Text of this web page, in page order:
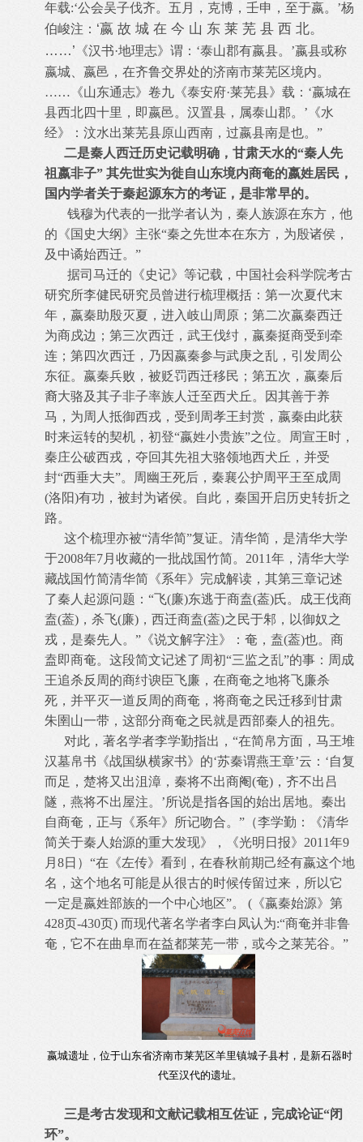
年载:‘公会吴子伐齐。五月，克博，壬申，至于嬴。’杨
伯峻注： ‘嬴 故 城 在 今 山 东 莱 芜 县 西 北。
……’ 《汉书·地理志》谓：‘泰山郡有嬴县。’嬴县或称
嬴城、嬴邑，在齐鲁交界处的济南市莱芜区境内。
……《山东通志》卷九《泰安府·莱芜县》载：‘嬴城在
县西北四十里，即嬴邑。汉置县，属泰山郡。’《水
经》：汶水出莱芜县原山西南，过嬴县南是也。”
二是秦人西迁历史记载明确，甘肃天水的“秦人先
祖嬴非子” 其先世实为徙自山东境内商奄的嬴姓居民，
国内学者关于秦起源东方的考证，是非常早的。
钱穆为代表的一批学者认为，秦人族源在东方，他
的《国史大纲》主张“秦之先世本在东方，为殷诸侯，
及中谲始西迁。”
据司马迁的《史记》等记载，中国社会科学院考古
研究所李健民研究员曾进行梳理概括：第一次夏代末
年，嬴秦助殷灭夏，进入岐山周原；第二次嬴秦西迁
为商戍边；第三次西迁，武王伐纣，嬴秦挺商受到牵
连；第四次西迁，乃因嬴秦参与武庚之乱，引发周公
东征。嬴秦兵败，被贬罚西迁移民；第五次，嬴秦后
裔大骆及其子非子率族人迁至西犬丘。因其善于养
马，为周人抵御西戎，受到周孝王封赏，嬴秦由此获
时来运转的契机，初登“嬴姓小贵族”之位。周宣王时，
秦庄公破西戎，夺回其先祖大骆领地西犬丘，并受
封“西垂大夫”。周幽王死后，秦襄公护周平王至成周
(洛阳)有功，被封为诸侯。自此，秦国开启历史转折之
路。
这个梳理亦被“清华简”复证。清华简，是清华大学
于2008年7月收藏的一批战国竹简。2011年，清华大学
藏战国竹简清华简《系年》完成解读，其第三章记述
了秦人起源问题：“飞(廉)东逃于商盍(葢)氏。成王伐商
盍(葢)，杀飞(廉)，西迁商盍(葢)之民于邾，以御奴之
戎，是秦先人。”《说文解字注》：奄，盍(葢)也。商
盍即商奄。这段简文记述了周初“三监之乱”的事：周成
王追杀反周的商纣谀臣飞廉，在商奄之地将飞廉杀
死，并平灭一道反周的商奄，将商奄之民迁移到甘肃
朱圉山一带，这部分商奄之民就是西部秦人的祖先。
对此，著名学者李学勤指出，“在简帛方面，马王堆
汉墓帛书《战国纵横家书》的‘苏秦谓燕王章’云：‘自复
而足，楚将又出沮漳，秦将不出商阉(奄)，齐不出吕
隧，燕将不出屋注。’所说是指各国的始出居地。秦出
自商奄，正与《系年》所记吻合。”（李学勤：《清华
简关于秦人始源的重大发现》，《光明日报》2011年9
月8日）“在《左传》看到，在春秋前期己经有嬴这个地
名，这个地名可能是从很古的时候传留过来，所以它
一定是嬴姓部族的一个中心地区”。 (《嬴秦始源》第
428页-430页) 而现代著名学者李白凤认为:“商奄并非鲁
奄，它不在曲阜而在益都莱芜一带，或今之莱芜谷。”
嬴城遗址，位于山东省济南市莱芜区羊里镇城子县村，是新石器时
代至汉代的遗址。
三是考古发现和文献记载相互佐证，完成论证“闭
环”。